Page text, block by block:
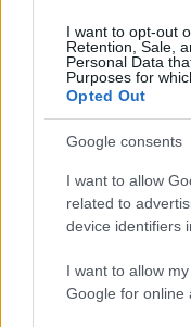
I want to opt-out
Retention, Sale,
Personal Data
Purposes for
Opted Out
Google consents
I want to allow
related to
device identifiers
I want to allow
Google for online
Πολιτική Απορρήτου&
ΑΝΤΩΝΗΣ
Share:
Ακολουθήστε το
ενημερωθείτε
τελευταία νέατης